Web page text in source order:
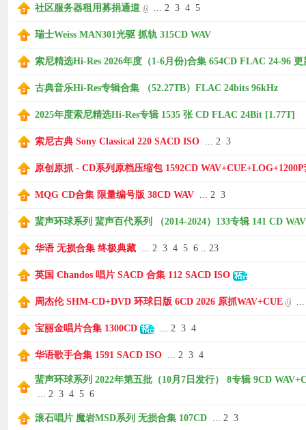
社区服务器租用募捐通道 ... 2 3 4 5
瑞士Weiss MAN301光驱 抓轨 315CD WAV
索尼精选Hi-Res 2026年度（1-6月份)合集 654CD FLAC 24-96
古典音乐Hi-Res专辑合集 （52.27TB）FLAC 24bits 96kHz
2025年度索尼精选Hi-Res专辑 1535 张 CD FLAC 24Bit [1.77T]
索尼古典 Sony Classical 220 SACD ISO ... 2 3
原创原抓 - CD系列原档压缩包 1592CD
MQG CD合集 限量编号版 38CD WAV ... 2 3
蜚声环球系列 蜚声百代系列 （2014-2024）133专辑 141 CD
华语 无损合集 终极典藏 ... 2 3 4 5 6 .. 23
英国 Chandos 唱片 SACD 合集 112 SACD ISO
周杰伦 SHM-CD+DVD 环球日版 6CD 2026 原抓WAV+CUE ...
宝丽金唱片合集 1300CD ... 2 3 4
华语歌手合集 1591 SACD ISO ... 2 3 4
蜚声环球系列 2022年第五批（10月7日发行） 8专辑 9CD
... 2 3 4 5 6
滚石唱片 魔岩MSD系列 无损合集 107CD ... 2 3